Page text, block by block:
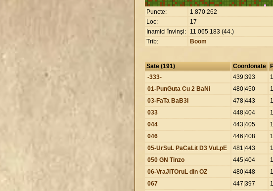
Puncte: 1.870.262
Loc:
17
Inamici învinşi:
11.065.183 (44.)
Trib:
Boom
Sate (191) Coordonate
-333-
439|393
01-PunGuta Cu 2 BaNi
480|450
03-FaTa BaB3I
478|443
033
448|404
044
443|405
046
446|408
05-UrSuL PaCaLit D3 VuLpE
481|443
050 GN Tinzo
445|404
06-VraJiTOruL dIn OZ
480|448
067
447|397